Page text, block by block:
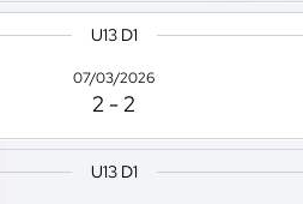
U13 D1
07/03/2026
2 -2
U13 D1